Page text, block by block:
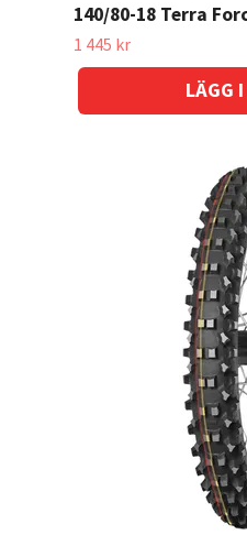
140/80-18 Terra
1 445 kr